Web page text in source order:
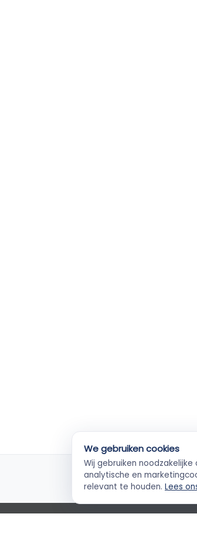
KvK-geverifieerd
Elke ZZP'er gecheckt
We gebruiken cookies
Wij gebruiken
analytische en
relevant te houden. Lees